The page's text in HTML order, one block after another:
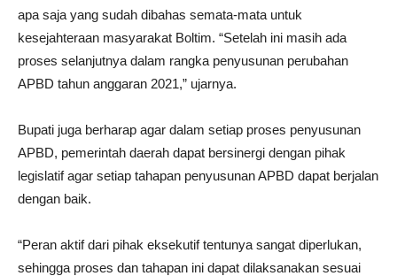
apa saja yang sudah dibahas semata-mata untuk
kesejahteraan masyarakat Boltim. “Setelah ini masih ada
proses selanjutnya dalam rangka penyusunan perubahan
APBD tahun anggaran 2021,” ujarnya.
Bupati juga berharap agar dalam setiap proses penyusunan
APBD, pemerintah daerah dapat bersinergi dengan pihak
legislatif agar setiap tahapan penyusunan APBD dapat berjalan
dengan baik.
“Peran aktif dari pihak eksekutif tentunya sangat diperlukan,
sehingga proses dan tahapan ini dapat dilaksanakan sesuai